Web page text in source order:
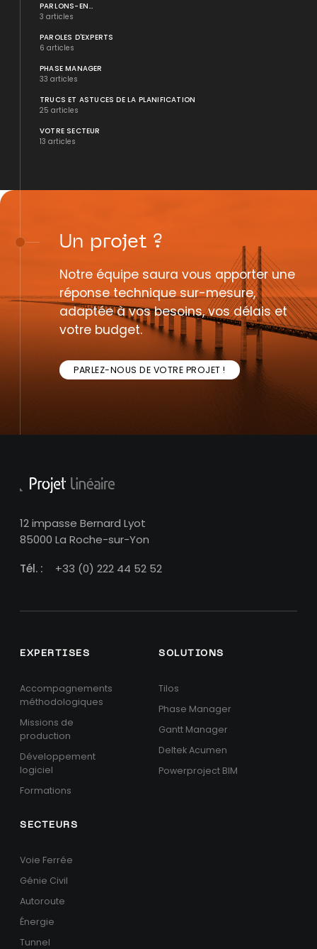
PARLONS-EN...
3 articles
PAROLES D'EXPERTS
6 articles
PHASE MANAGER
33 articles
TRUCS ET ASTUCES DE LA PLANIFICATION
25 articles
VOTRE SECTEUR
13 articles
Un projet ?
Notre équipe saura vous apporter une
réponse technique sur-mesure,
adaptée à vos besoins, vos délais et
votre budget.
PARLEZ-NOUS DE VOTRE PROJET !
12 impasse Bernard Lyot
85000 La Roche-sur-Yon
Tél. :
+33 (0) 222 44 52 52
EXPERTISES
Accompagnements
méthodologiques
Missions de
production
Développement
logiciel
Formations
SOLUTIONS
Tilos
Phase Manager
Gantt Manager
Deltek Acumen
Powerproject BIM
SECTEURS
Voie Ferrée
Génie Civil
Autoroute
Énergie
Tunnel